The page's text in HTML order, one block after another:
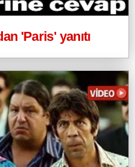
'Paris' yanıtı